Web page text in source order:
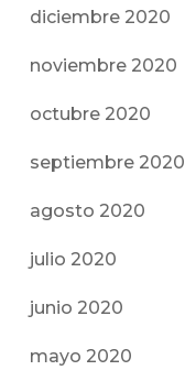
diciembre 2020
noviembre 2020
octubre 2020
septiembre 2020
agosto 2020
julio 2020
junio 2020
mayo 2020